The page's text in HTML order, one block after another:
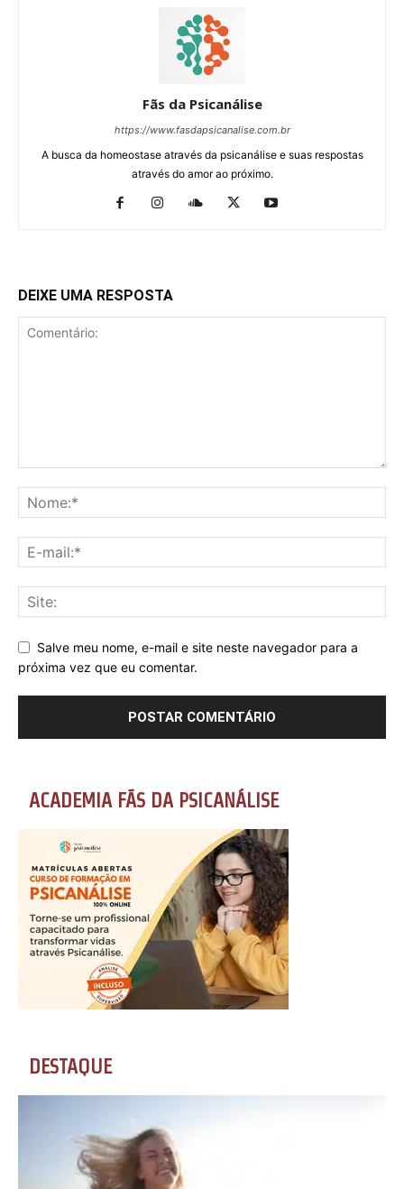
Fãs da Psicanálise
https://www.fasdapsicanalise.com.br
A busca da homeostase através da psicanálise e suas respostas
através do amor ao próximo.
DEIXE UMA RESPOSTA
Salve meu nome, e-mail e site neste navegador para a
próxima vez que eu comentar.
ACADEMIA FÃS DA PSICANÁLISE
DESTAQUE